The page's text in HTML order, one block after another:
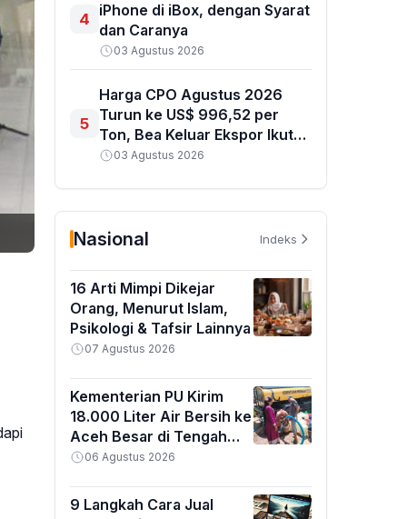
4 iPhone di iBox, dengan Syarat
dan Caranya
03 Agustus 2026
5
Harga CPO Agustus 2026
Turun ke US$ 996,52 per
Ton, Bea Keluar Ekspor Ikut
Terkoreksi
03 Agustus 2026
Nasional Indeks
16 Arti Mimpi Dikejar
Orang, Menurut Islam,
Psikologi & Tafsir Lainnya
07 Agustus 2026
Kementerian PU Kirim
18.000 Liter Air Bersih ke
Aceh Besar di Tengah
Kemarau Ekstrem
06 Agustus 2026
9 Langkah Cara Jual